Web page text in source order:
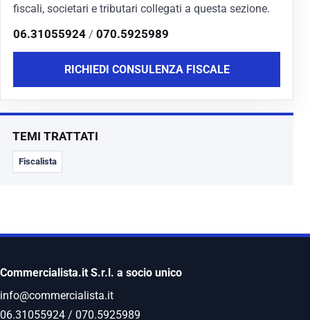
fiscali, societari e tributari collegati a questa sezione.
06.31055924 / 070.5925989
RICHIEDI CONSULENZA FISCALE
TEMI TRATTATI
Fiscalista
Commercialista.it S.r.l. a socio unico
info@commercialista.it
06.31055924 / 070.5925989